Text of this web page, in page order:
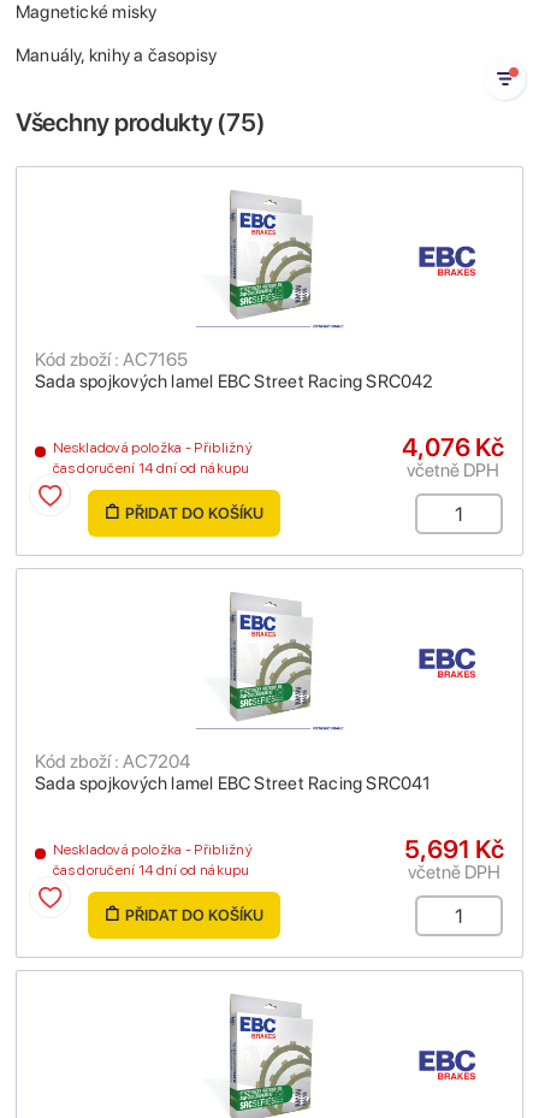
Magnetické misky
Manuály, knihy a časopisy
Všechny produkty (75)
Sada spojkových lamel EBC Street Racing SRC042
Kód zboží : AC7165
Neskladová položka - Přibližný
čas doručení 14 dní od nákupu
4,076 Kč
včetně DPH
PŘIDAT DO KOŠÍKU
Sada spojkových lamel EBC Street Racing SRC041
Kód zboží : AC7204
Neskladová položka - Přibližný
čas doručení 14 dní od nákupu
5,691 Kč
včetně DPH
PŘIDAT DO KOŠÍKU